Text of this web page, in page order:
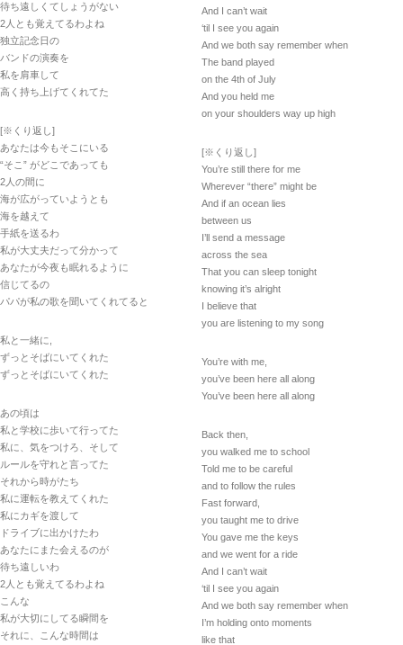
待ち遠しくてしょうがない
2人とも覚えてるわよね
独立記念日の
バンドの演奏を
私を肩車して
高く持ち上げてくれてた
[※くり返し]
あなたは今もそこにいる
“そこ” がどこであっても
2人の間に
海が広がっていようとも
海を越えて
手紙を送るわ
私が大丈夫だって分かって
あなたが今夜も眠れるように
信じてるの
パパが私の歌を聞いてくれてると
私と一緒に,
ずっとそばにいてくれた
ずっとそばにいてくれた
あの頃は
私と学校に歩いて行ってた
私に、気をつけろ、そして
ルールを守れと言ってた
それから時がたち
私に運転を教えてくれた
私にカギを渡して
ドライブに出かけたわ
あなたにまた会えるのが
待ち遠しいわ
2人とも覚えてるわよね
こんな
私が大切にしてる瞬間を
それに、こんな時間は
And I can’t wait
‘til I see you again
And we both say remember when
The band played
on the 4th of July
And you held me
on your shoulders way up high
[※くり返し]
You’re still there for me
Wherever “there” might be
And if an ocean lies
between us
I’ll send a message
across the sea
That you can sleep tonight
knowing it’s alright
I believe that
you are listening to my song
You’re with me,
you’ve been here all along
You’ve been here all along
Back then,
you walked me to school
Told me to be careful
and to follow the rules
Fast forward,
you taught me to drive
You gave me the keys
and we went for a ride
And I can’t wait
‘til I see you again
And we both say remember when
I’m holding onto moments
like that